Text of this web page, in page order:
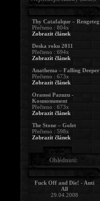
Thy Catafalque – Rengeteg
Přečteno : 804x
Zobrazit článek
Deska roku 2011
Přečteno : 694x
Zobrazit článek
Anathema – Falling Deeper
Přečteno : 673x
Zobrazit článek
Oranssi Pazuzu -
Kosmonument
Přečteno : 673x
Zobrazit článek
The Stone – Golet
Přečteno : 598x
Zobrazit článek
Ohlédnutí:
Fuck Off and Die! - Anti
All
29.04.2008